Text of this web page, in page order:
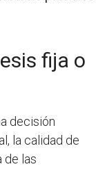
fija o
decisión
la calidad de
de las